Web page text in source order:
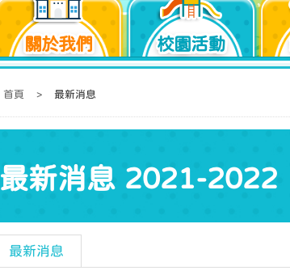
關於我們 校園活動
首頁 > 最新消息
最新消息 2021-2022
最新消息